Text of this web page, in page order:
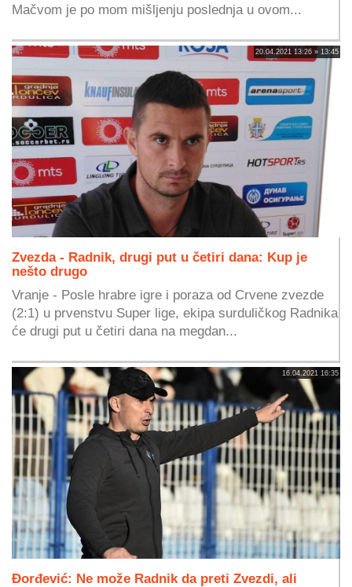
Mačvom je po mom mišljenju poslednja u ovom...
20.04.2021 13:26 » 13:45
Zvezda - Radnik, drugi put u četiri dana: Kup je
nešto drugo
Vranje - Posle hrabre igre i poraza od Crvene zvezde
(2:1) u prvenstvu Super lige, ekipa surduličkog Radnika
će drugi put u četiri dana na megdan...
16.04.2021 16:35
Đorđević: Ne može Radnik da preti Zvezdi, ali